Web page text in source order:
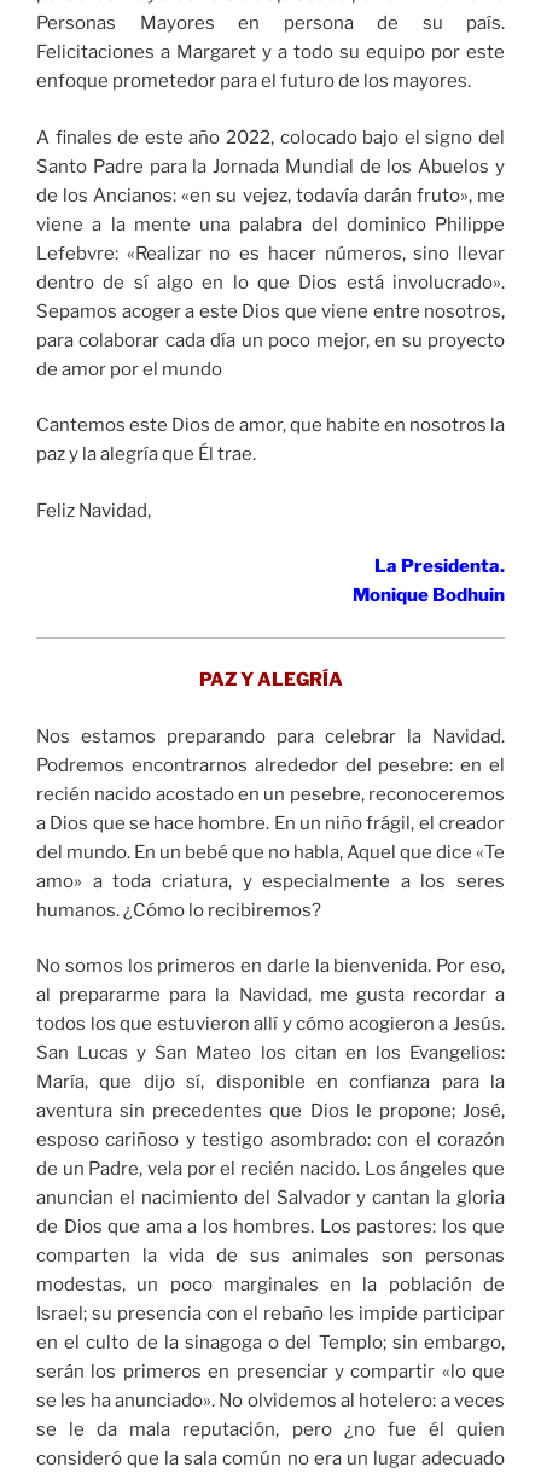
Personas Mayores en persona de su país.
Felicitaciones a Margaret y a todo su equipo por este
enfoque prometedor para el futuro de los mayores.
A finales de este año 2022, colocado bajo el signo del
Santo Padre para la Jornada Mundial de los Abuelos y
de los Ancianos: «en su vejez, todavía darán fruto», me
viene a la mente una palabra del dominico Philippe
Lefebvre: «Realizar no es hacer números, sino llevar
dentro de sí algo en lo que Dios está involucrado».
Sepamos acoger a este Dios que viene entre nosotros,
para colaborar cada día un poco mejor, en su proyecto
de amor por el mundo
Cantemos este Dios de amor, que habite en nosotros la
paz y la alegría que Él trae.
Feliz Navidad,
La Presidenta.
Monique Bodhuin
PAZ Y ALEGRÍA
Nos estamos preparando para celebrar la Navidad.
Podremos encontrarnos alrededor del pesebre: en el
recién nacido acostado en un pesebre, reconoceremos
a Dios que se hace hombre. En un niño frágil, el creador
del mundo. En un bebé que no habla, Aquel que dice «Te
amo» a toda criatura, y especialmente a los seres
humanos. ¿Cómo lo recibiremos?
No somos los primeros en darle la bienvenida. Por eso,
al prepararme para la Navidad, me gusta recordar a
todos los que estuvieron allí y cómo acogieron a Jesús.
San Lucas y San Mateo los citan en los Evangelios:
María, que dijo sí, disponible en confianza para la
aventura sin precedentes que Dios le propone; José,
esposo cariñoso y testigo asombrado: con el corazón
de un Padre, vela por el recién nacido. Los ángeles que
anuncian el nacimiento del Salvador y cantan la gloria
de Dios que ama a los hombres. Los pastores: los que
comparten la vida de sus animales son personas
modestas, un poco marginales en la población de
Israel; su presencia con el rebaño les impide participar
en el culto de la sinagoga o del Templo; sin embargo,
serán los primeros en presenciar y compartir «lo que
se les ha anunciado». No olvidemos al hotelero: a veces
se le da mala reputación, pero ¿no fue él quien
consideró que la sala común no era un lugar adecuado